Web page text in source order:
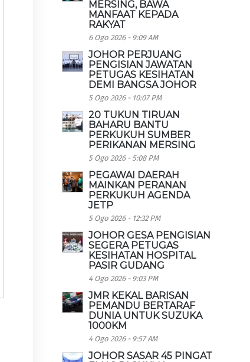
MERSING, BAWA
MANFAAT KEPADA
RAKYAT
6 Ogo 2026 - 9:09 AM
JOHOR PERJUANG
PENGISIAN JAWATAN
PETUGAS KESIHATAN
DEMI BANGSA JOHOR
5 Ogo 2026 - 10:07 PM
20 TUKUN TIRUAN
BAHARU BANTU
PERKUKUH SUMBER
PERIKANAN MERSING
5 Ogo 2026 - 5:08 PM
PEGAWAI DAERAH
MAINKAN PERANAN
PERKUKUH AGENDA
JETP
5 Ogo 2026 - 12:32 PM
JOHOR GESA PENGISIAN
SEGERA PETUGAS
KESIHATAN HOSPITAL
PASIR GUDANG
4 Ogo 2026 - 9:03 PM
JMR KEKAL BARISAN
PEMANDU BERTARAF
DUNIA UNTUK SUZUKA
1000KM
4 Ogo 2026 - 9:57 AM
JOHOR SASAR 45 PINGAT